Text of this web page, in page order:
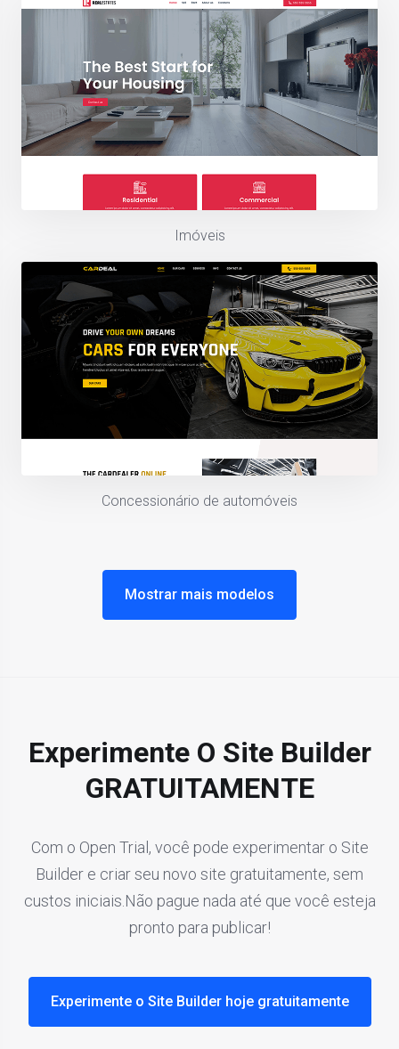
Imóveis
Concessionário de automóveis
Mostrar mais modelos
Experimente O Site Builder
GRATUITAMENTE
Com o Open Trial, você pode experimentar o Site
Builder e criar seu novo site gratuitamente, sem
custos iniciais.Não pague nada até que você esteja
pronto para publicar!
Experimente o Site Builder hoje gratuitamente